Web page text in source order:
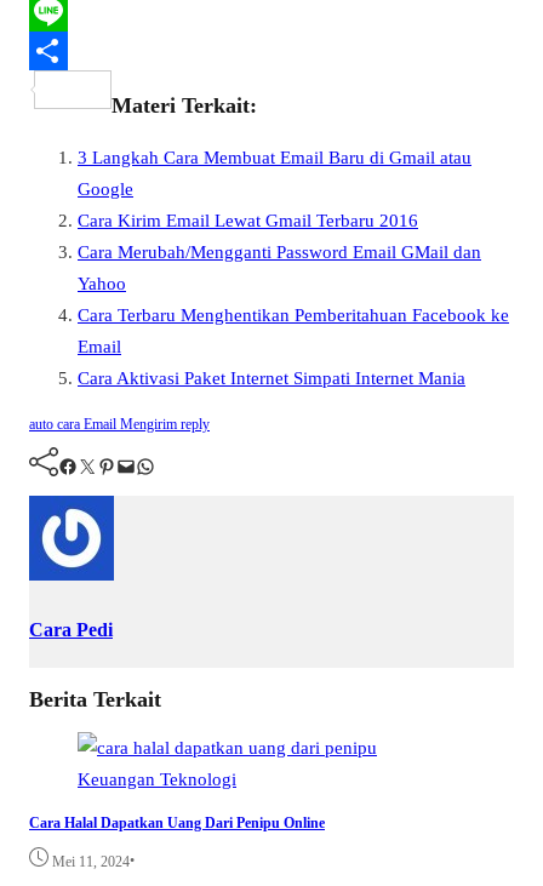
c
e
b
w
t
W
h
a
L
i
a
r
e
Materi Terkait:
3 Langkah Cara Membuat Email Baru di Gmail atau
Google
Cara Kirim Email Lewat Gmail Terbaru 2016
Cara Merubah/Mengganti Password Email GMail dan
Yahoo
Cara Terbaru Menghentikan Pemberitahuan Facebook ke
Email
Cara Aktivasi Paket Internet Simpati Internet Mania
auto cara Email Mengirim reply
Facebook Twitter Pinterest Mail WhatsApp
Cara Pedi
Berita Terkait
Keuangan Teknologi
Cara Halal Dapatkan Uang Dari Penipu Online
Mei 11, 2024•